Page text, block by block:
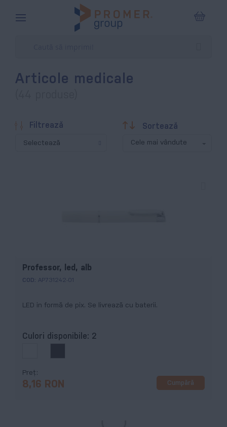
Articole medicale
Filtrează
Selectează
Sortează
Descendentă
Professor, led, alb
COD: AP731242-01
LED in formă de pix. Se livrează cu baterii.
Culori disponibile: 2
Preț
8,16 RON Cumpără